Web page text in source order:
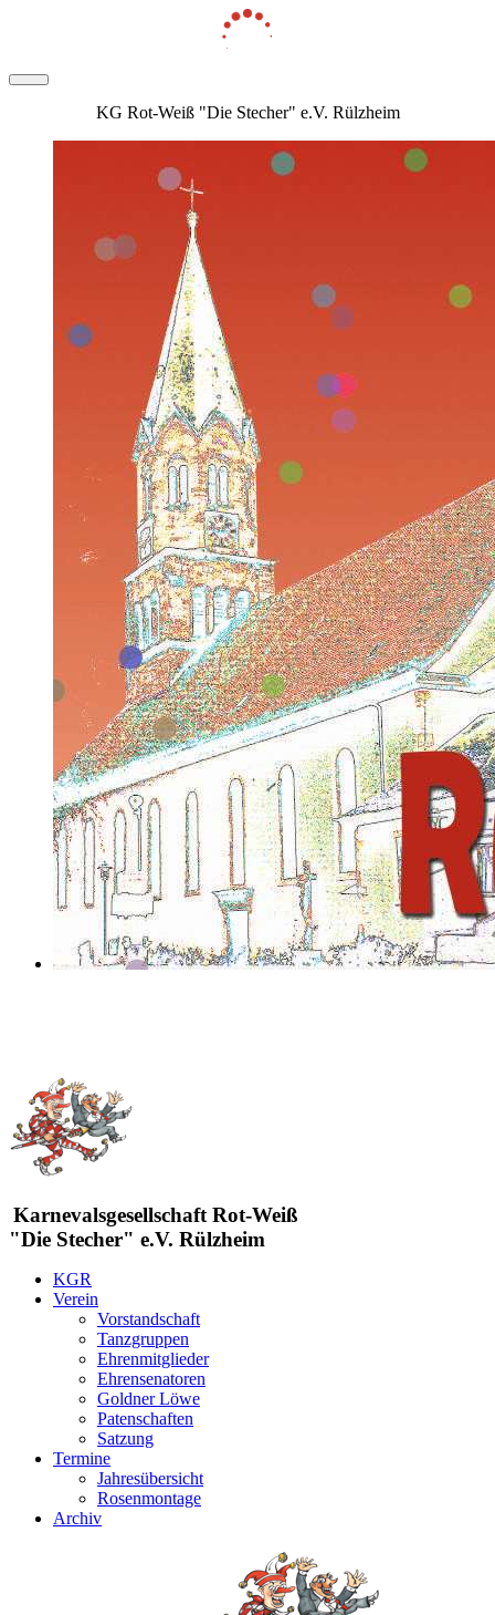
KG Rot-Weiß "Die Stecher" e.V. Rülzheim
Karnevalsgesellschaft Rot-Weiß
"Die Stecher" e.V. Rülzheim
KGR
Verein
Vorstandschaft
Tanzgruppen
Ehrenmitglieder
Ehrensenatoren
Goldner Löwe
Patenschaften
Satzung
Termine
Jahresübersicht
Rosenmontage
Archiv